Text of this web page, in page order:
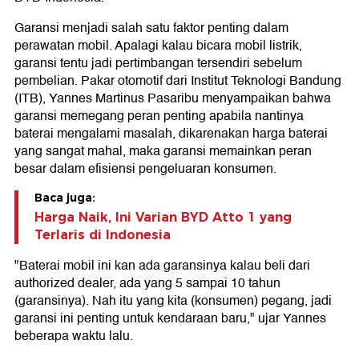
Garansi menjadi salah satu faktor penting dalam
perawatan mobil. Apalagi kalau bicara mobil listrik,
garansi tentu jadi pertimbangan tersendiri sebelum
pembelian. Pakar otomotif dari Institut Teknologi Bandung
(ITB), Yannes Martinus Pasaribu menyampaikan bahwa
garansi memegang peran penting apabila nantinya
baterai mengalami masalah, dikarenakan harga baterai
yang sangat mahal, maka garansi memainkan peran
besar dalam efisiensi pengeluaran konsumen.
Baca juga:
Harga Naik, Ini Varian BYD Atto 1 yang
Terlaris di Indonesia
"Baterai mobil ini kan ada garansinya kalau beli dari
authorized dealer, ada yang 5 sampai 10 tahun
(garansinya). Nah itu yang kita (konsumen) pegang, jadi
garansi ini penting untuk kendaraan baru," ujar Yannes
beberapa waktu lalu.